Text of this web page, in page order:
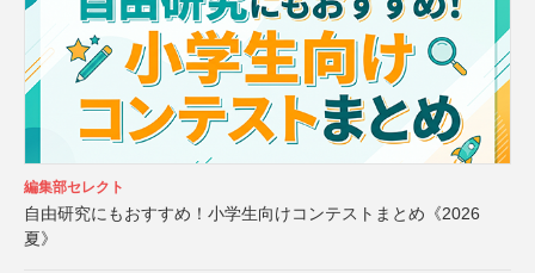
編集部セレクト
自由研究にもおすすめ！小学生向けコンテストまとめ《2026
夏》